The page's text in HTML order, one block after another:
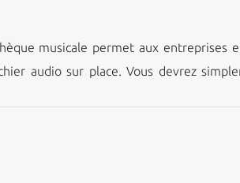
musicale permet aux entreprises
audio sur place. Vous devrez